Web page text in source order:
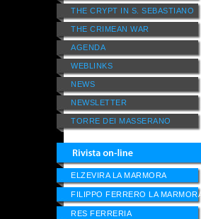
THE CRYPT IN S. SEBASTIANO
THE CRIMEAN WAR
AGENDA
WEBLINKS
NEWS
NEWSLETTER
TORRE DEI MASSERANO
ELZEVIRA LA MARMORA
FILIPPO FERRERO LA MARMORA
RES FERRERIA